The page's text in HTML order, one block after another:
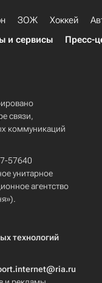
ЗОЖ Хоккей
и сервисы Пресс-
связи,
коммуникаций
57640
унитарное
агентство
технологий